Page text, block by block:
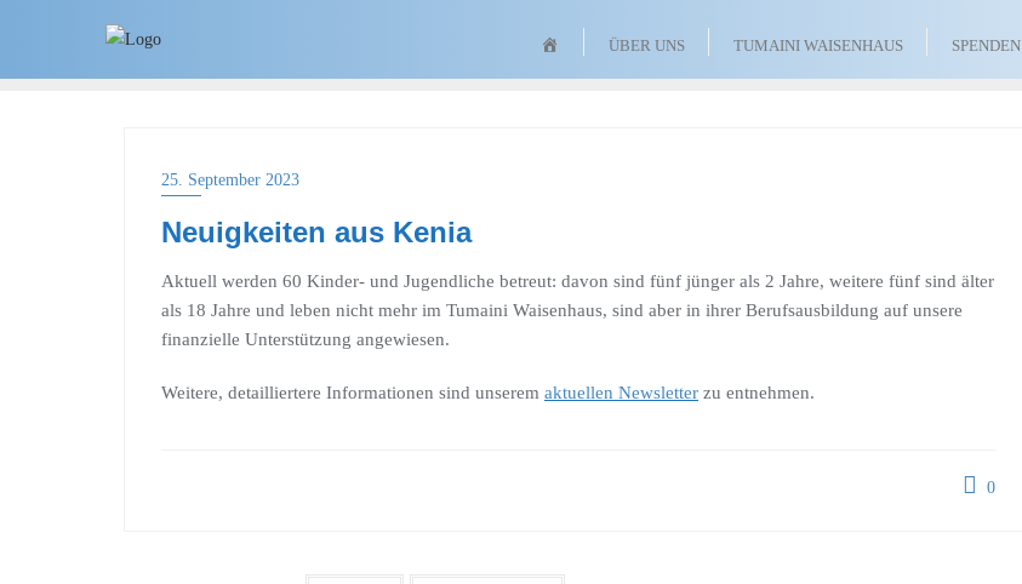
TUMAINI
WAISENHAUS
ÜBER UNS TUMAINI WAISENHAUS SPENDEN
25. September 2023
Neuigkeiten aus Kenia
Aktuell werden 60 Kinder- und Jugendliche betreut: davon sind fünf jünger als 2 Jahre, weitere fünf sind älter
als 18 Jahre und leben nicht mehr im Tumaini Waisenhaus, sind aber in ihrer Berufsausbildung auf unsere
finanzielle Unterstützung angewiesen.
Weitere, detailliertere Informationen sind unserem aktuellen Newsletter zu entnehmen.
0